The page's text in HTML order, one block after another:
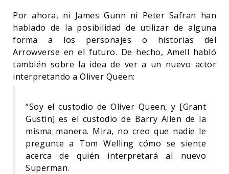
Por ahora, ni James Gunn ni Peter Safran han
hablado de la posibilidad de utilizar de alguna
forma a los personajes o historias del
Arrowverse en el futuro. De hecho, Amell habló
también sobre la idea de ver a un nuevo actor
interpretando a Oliver Queen:
“Soy el custodio de Oliver Queen, y [Grant
Gustin] es el custodio de Barry Allen de la
misma manera. Mira, no creo que nadie le
pregunte a Tom Welling cómo se siente
acerca de quién interpretará al nuevo
Superman.